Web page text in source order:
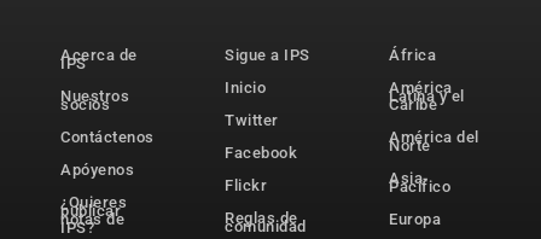
Acerca de
IPS
Nuestros
socios
Contáctenos
Apóyenos
¿Quieres
publicar
notas de
IPS?
Sigue a IPS
Inicio
Twitter
Facebook
Flickr
Reglas de
comunidad
África
América
Latina y el
Caribe
América del
Norte
Asia-
Pacífico
Europa